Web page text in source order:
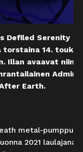
Defiled Serenity
torstaina 14.
Illan avaavat niin
Admire
Earth.
metal-pumppu
2021 laulajana